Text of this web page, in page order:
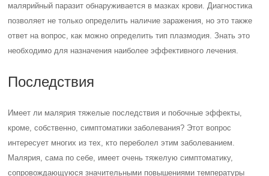
малярийный паразит обнаруживается в мазках крови. Диагностика
позволяет не только определить наличие заражения, но это также
ответ на вопрос, как можно определить тип плазмодия. Знать это
необходимо для назначения наиболее эффективного лечения.
Последствия
Имеет ли малярия тяжелые последствия и побочные эффекты,
кроме, собственно, симптоматики заболевания? Этот вопрос
интересует многих из тех, кто переболел этим заболеванием.
Малярия, сама по себе, имеет очень тяжелую симптоматику,
сопровождающуюся значительными повышениями температуры